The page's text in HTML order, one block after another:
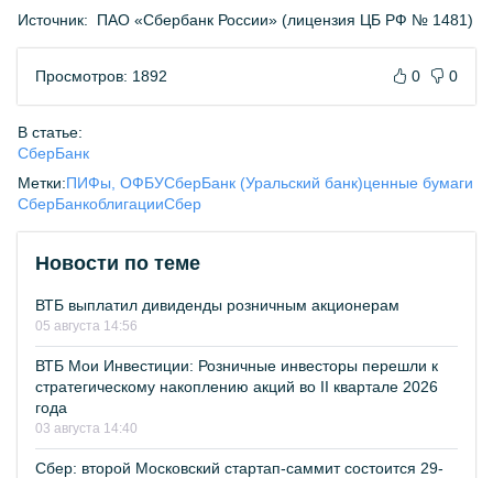
Источник: ПАО «Сбербанк России» (лицензия ЦБ РФ № 1481)
Просмотров: 1892 0 0
В статье:
СберБанк
Метки:ПИФы, ОФБУСберБанк (Уральский банк)ценные бумаги
СберБанкоблигацииСбер
Новости по теме
ВТБ выплатил дивиденды розничным акционерам
05 августа 14:56
ВТБ Мои Инвестиции: Розничные инвесторы перешли к
стратегическому накоплению акций во II квартале 2026
года
03 августа 14:40
Сбер: второй Московский стартап-саммит состоится 29-